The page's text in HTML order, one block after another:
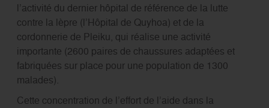
l’activité du dernier hôpital de référence de la lutte
contre la lèpre (l’Hôpital de Quyhoa) et de la
cordonnerie de Pleiku, qui réalise une activité
importante (2600 paires de chaussures adaptées et
fabriquées sur place pour une population de 1300
malades).
Cette concentration de l’effort de l’aide dans la